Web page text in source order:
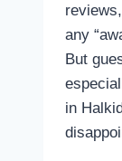
any
But
in